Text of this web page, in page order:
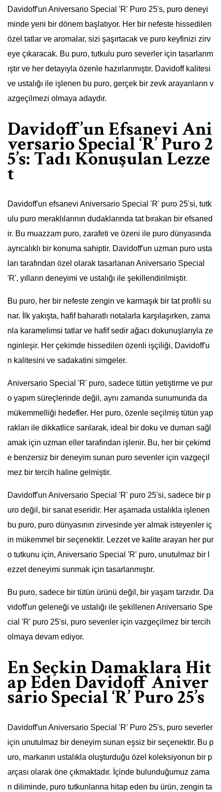
Davidoff'un Aniversario Special 'R' Puro 25's, puro deneyi
minde yeni bir dönem başlatıyor. Her bir nefeste hissedilen
özel tatlar ve aromalar, sizi şaşırtacak ve puro keyfinizi zirv
eye çıkaracak. Bu puro, tutkulu puro severler için tasarlanm
ıştır ve her detayıyla özenle hazırlanmıştır. Davidoff kalitesi
ve ustalığı ile işlenen bu puro, gerçek bir zevk arayanların v
azgeçilmezi olmaya adaydır.
Davidoff’un Efsanevi Ani
versario Special ‘R’ Puro 2
5’s: Tadı Konuşulan Lezze
t
Davidoff'un efsanevi Aniversario Special 'R' puro 25'si, tutk
ulu puro meraklılarının dudaklarında tat bırakan bir efsaned
ir. Bu muazzam puro, zarafeti ve özeni ile puro dünyasında
ayrıcalıklı bir konuma sahiptir. Davidoff'un uzman puro usta
ları tarafından özel olarak tasarlanan Aniversario Special
'R', yılların deneyimi ve ustalığı ile şekillendirilmiştir.
Bu puro, her bir nefeste zengin ve karmaşık bir tat profili su
nar. İlk yakışta, hafif baharatlı notalarla karşılaşırken, zama
nla karamelimsi tatlar ve hafif sedir ağacı dokunuşlarıyla ze
nginleşir. Her çekimde hissedilen özenli işçiliği, Davidoff'u
n kalitesini ve sadakatini simgeler.
Aniversario Special 'R' puro, sadece tütün yetiştirme ve pur
o yapım süreçlerinde değil, aynı zamanda sunumunda da
mükemmelliği hedefler. Her puro, özenle seçilmiş tütün yap
rakları ile dikkatlice sarılarak, ideal bir doku ve duman sağl
amak için uzman eller tarafından işlenir. Bu, her bir çekimd
e benzersiz bir deneyim sunan puro sevenler için vazgeçil
mez bir tercih haline gelmiştir.
Davidoff'un Aniversario Special 'R' puro 25'si, sadece bir p
uro değil, bir sanat eseridir. Her aşamada ustalıkla işlenen
bu puro, puro dünyasının zirvesinde yer almak isteyenler iç
in mükemmel bir seçenektir. Lezzet ve kalite arayan her pur
o tutkunu için, Aniversario Special 'R' puro, unutulmaz bir l
ezzet deneyimi sunmak için tasarlanmıştır.
Bu puro, sadece bir tütün ürünü değil, bir yaşam tarzıdır. Da
vidoff'un geleneği ve ustalığı ile şekillenen Aniversario Spe
cial 'R' puro 25'si, puro sevenler için vazgeçilmez bir tercih
olmaya devam ediyor.
En Seçkin Damaklara Hit
ap Eden Davidoff Aniver
sario Special ‘R’ Puro 25’s
Davidoff'un Aniversario Special 'R' Puro 25's, puro severler
için unutulmaz bir deneyim sunan eşsiz bir seçenektir. Bu p
uro, markanın ustalıkla oluşturduğu özel koleksiyonun bir p
arçası olarak öne çıkmaktadır. İçinde bulunduğumuz zama
n diliminde, puro tutkunlarına hitap eden bu ürün, zengin ta